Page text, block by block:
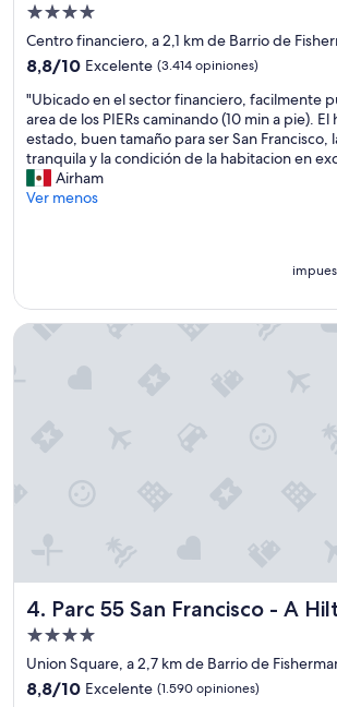
Propiedad
de
4.0
estrellas
Centro financiero, a 2,1 km de Barrio de
8.8
10,
Excelente,
(3.414
opiniones)
8,8/10 Excelente (3.414 opiniones)
"
U
b
i
c
a
l
e
r
o
f
a
"Ubicado en el sector financiero, facilmente
area de los PIERs caminando (10 min a pie).
estado, buen tamaño para ser San Francisco,
tranquila y la condición de la habitacion en
Airham
Ver menos
4. Parc 55 San Francisco - A
Parc 55 San Francisco - A Hilton Hotel
Propiedad
de
4.0
Union Square, a 2,7 km de Barrio de
8.8
8,8/10 Excelente (1.590 opiniones)
Parc 55 San Francisco - A Hilton Hotel